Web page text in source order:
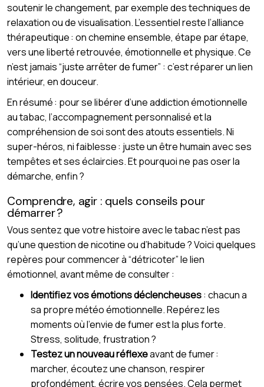
soutenir le changement, par exemple des techniques de
relaxation ou de visualisation. L’essentiel reste l’alliance
thérapeutique : on chemine ensemble, étape par étape,
vers une liberté retrouvée, émotionnelle et physique. Ce
n’est jamais “juste arrêter de fumer” : c’est réparer un lien
intérieur, en douceur.
En résumé : pour se libérer d’une addiction émotionnelle
au tabac, l’accompagnement personnalisé et la
compréhension de soi sont des atouts essentiels. Ni
super-héros, ni faiblesse : juste un être humain avec ses
tempêtes et ses éclaircies. Et pourquoi ne pas oser la
démarche, enfin ?
Comprendre, agir : quels conseils pour
démarrer ?
Vous sentez que votre histoire avec le tabac n’est pas
qu’une question de nicotine ou d’habitude ? Voici quelques
repères pour commencer à “détricoter” le lien
émotionnel, avant même de consulter :
Identifiez vos émotions déclencheuses: chacun a
sa propre météo émotionnelle. Repérez les
moments où l’envie de fumer est la plus forte.
Stress, solitude, frustration ?
Testez un nouveau réflexeavant de fumer :
marcher, écoutez une chanson, respirer
profondément, écrire vos pensées. Cela permet